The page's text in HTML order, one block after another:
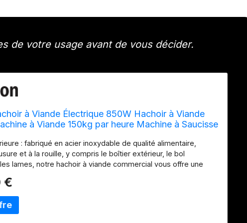
de votre usage avant de vous décider.
à Viande Électrique 850W Hachoir à Viande
à Viande 150kg par heure Machine à Saucisse
Supermarché Boucher
: fabriqué en acier inoxydable de qualité alimentaire,
et à la rouille, y compris le boîtier extérieur, le bol
lames, notre hachoir à viande commercial vous offre une
manières que vous souhaitez. La surface polie et la
lui donnent un bel aspect. Forte puissance : avec une
de 850 W, le hachoir à viande peut atteindre une vitesse
et hacher jusqu'à 150 kg de viande par heure pour hacher la
€